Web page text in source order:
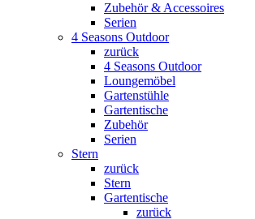
Zubehör & Accessoires
Serien
4 Seasons Outdoor
zurück
4 Seasons Outdoor
Loungemöbel
Gartenstühle
Gartentische
Zubehör
Serien
Stern
zurück
Stern
Gartentische
zurück